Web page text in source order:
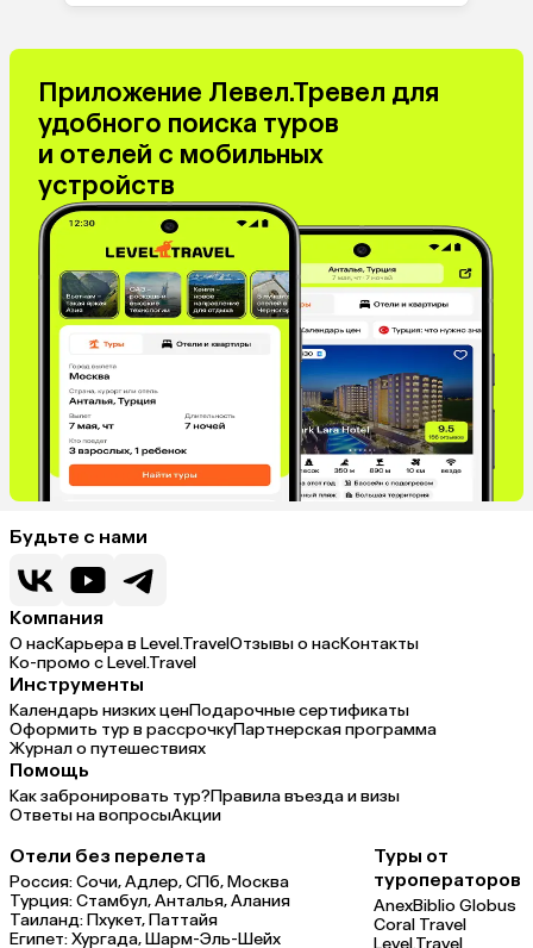
Приложение Левел.Тревел для
удобного поиска туров
и отелей с мобильных
устройств
Будьте с нами
Компания
О насКарьера в Level.TravelОтзывы о насКонтакты
Ко-промо с Level.Travel
Инструменты
Календарь низких ценПодарочные сертификаты
Оформить тур в рассрочкуПартнерская программа
Журнал о путешествиях
Помощь
Как забронировать тур?Правила въезда и визы
Ответы на вопросыАкции
Отели без перелета
Россия:Сочи,Адлер,СПб,Москва
Турция:Стамбул,Анталья,Алания
Таиланд:Пхукет,Паттайя
Египет:Хургада,Шарм-Эль-Шейх
Туры от
туроператоров
AnexBiblio Globus
Coral Travel
Level.Travel